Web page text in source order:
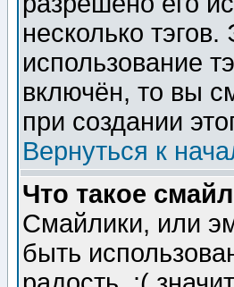
несколько
использование
включён, то вы
при создании
Вернуться к
Что такое
Смайлики, или
быть